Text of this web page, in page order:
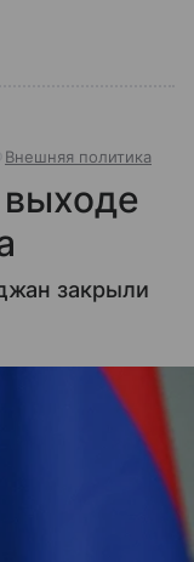
Внешняя политика
закрыли